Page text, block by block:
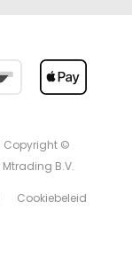
Copyright ©
B.V.
Cookiebeleid